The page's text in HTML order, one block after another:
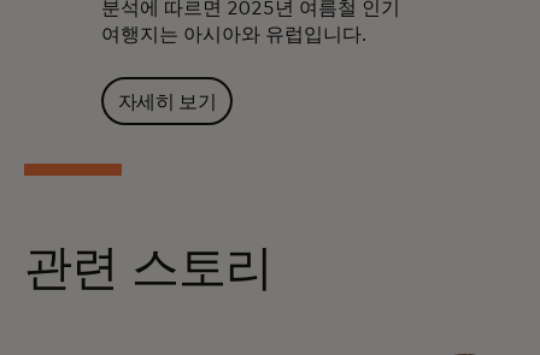
분석에 따르면 2025년 여름철 인기
여행지는 아시아와 유럽입니다.
자세히 보기
관련 스토리